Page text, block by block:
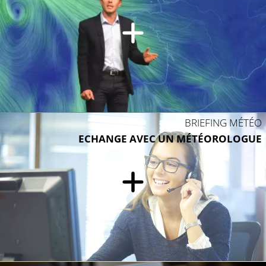
BRIEFING MÉTÉO
ECHANGE AVEC UN MÉTÉOROLOGUE